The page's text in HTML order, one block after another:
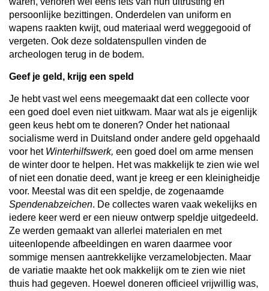
persoonlijke bezittingen. Onderdelen van uniform en
wapens raakten kwijt, oud materiaal werd weggegooid of
vergeten. Ook deze soldatenspullen vinden de
archeologen terug in de bodem.
Geef je geld, krijg een speld
Je hebt vast wel eens meegemaakt dat een collecte voor
een goed doel even niet uitkwam. Maar wat als je eigenlijk
geen keus hebt om te doneren? Onder het nationaal
socialisme werd in Duitsland onder andere geld opgehaald
voor het Winterhilfswerk, een goed doel om arme mensen
de winter door te helpen. Het was makkelijk te zien wie wel
of niet een donatie deed, want je kreeg er een kleinigheidje
voor. Meestal was dit een speldje, de zogenaamde
Spendenabzeichen. De collectes waren vaak wekelijks en
iedere keer werd er een nieuw ontwerp speldje uitgedeeld.
Ze werden gemaakt van allerlei materialen en met
uiteenlopende afbeeldingen en waren daarmee voor
sommige mensen aantrekkelijke verzamelobjecten. Maar
de variatie maakte het ook makkelijk om te zien wie niet
thuis had gegeven. Hoewel doneren officieel vrijwillig was,